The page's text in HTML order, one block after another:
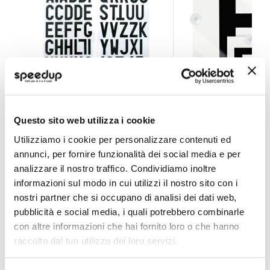
Questo sito web utilizza i cookie
Utilizziamo i cookie per personalizzare contenuti ed
annunci, per fornire funzionalità dei social media e per
analizzare il nostro traffico. Condividiamo inoltre
informazioni sul modo in cui utilizzi il nostro sito con i
nostri partner che si occupano di analisi dei dati web,
pubblicità e social media, i quali potrebbero combinarle
con altre informazioni che hai fornito loro o che hanno
raccolto dal tuo utilizzo dei loro servizi.
6x24cm
11,45 €
Prezzo
speciale
4,95 € -17%